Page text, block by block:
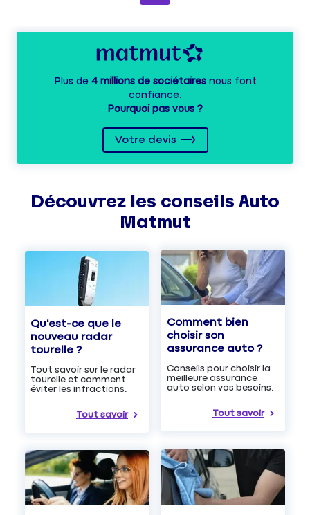
Plus de 4 millions de sociétairesnous font
confiance.
Pourquoi pas vous ?
Votre devis
Découvrez les conseils Auto
Matmut
Qu'est-ce que le
nouveau radar
tourelle ?
Tout savoir sur le radar
tourelle et comment
éviter les infractions.
Tout savoir
Comment bien
choisir son
assurance auto ?
Conseils pour choisir la
meilleure assurance
auto selon vos besoins.
Tout savoir